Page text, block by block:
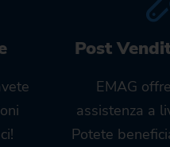
Post
EMAG
assistenza a
Potete